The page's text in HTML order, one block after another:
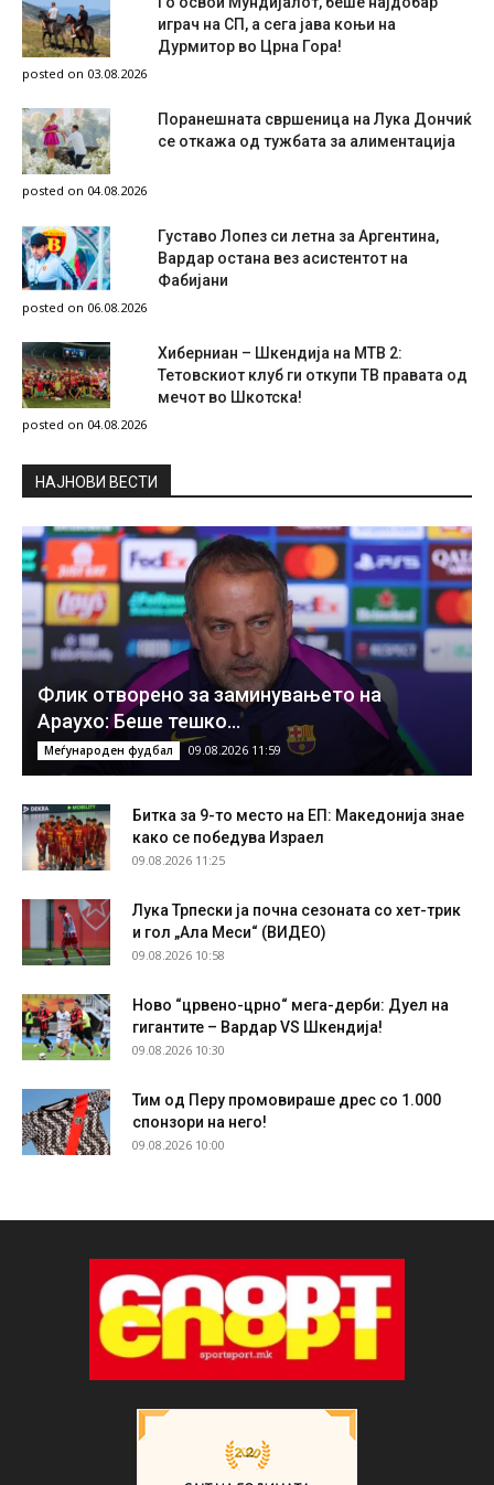
играч на СП, а сега јава коњи на
Дурмитор во Црна Гора!
posted on 03.08.2026
Поранешната свршеница на Лука Дончиќ
се откажа од тужбата за алиментација
posted on 04.08.2026
Густаво Лопез си летна за Аргентина,
Вардар остана вез асистентот на
Фабијани
posted on 06.08.2026
Хиберниан – Шкендија на МТВ 2:
Тетовскиот клуб ги откупи ТВ правата од
мечот во Шкотска!
posted on 04.08.2026
НAЈНОВИ ВЕСТИ
Флик отворено за заминувањето на
Араухо: Беше тешко…
Меѓународен фудбал 09.08.2026 11:59
Битка за 9-то место на ЕП: Македонија знае
како се победува Израел
09.08.2026 11:25
Лука Трпески ја почна сезоната со хет-трик
и гол „Ала Меси“ (ВИДЕО)
09.08.2026 10:58
Ново “црвено-црно“ мега-дерби: Дуел на
гигантите – Вардар VS Шкендија!
09.08.2026 10:30
Тим од Перу промовираше дрес со 1.000
спонзори на него!
09.08.2026 10:00